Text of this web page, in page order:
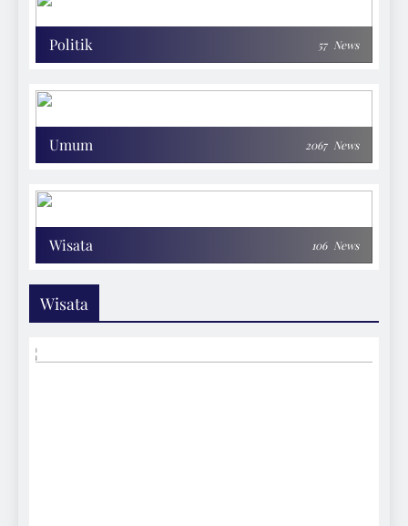
Politik 57 News
Umum 2067 News
Wisata 106 News
Wisata